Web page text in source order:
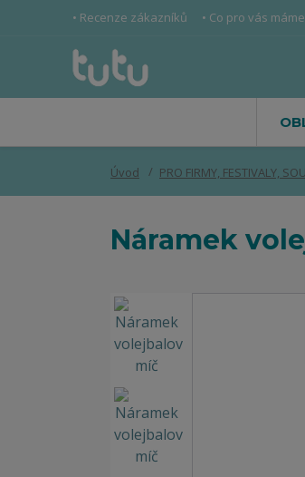
• Recenze zákazníků • Co pro vás
Úvod PRO FIRMY, FESTIVALY,
Náramek